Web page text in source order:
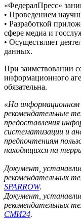
«ФедералПресс»
• Проведением
• Разработкой
сфере медиа и
• Осуществляет
данных.
При заимствовании
информационного
обязательна.
«На информационном
рекомендательные
предоставления
систематизации и
предпочтениям
находящихся на
Документ,
рекомендательных
SPARROW.
Документ,
рекомендательных
СМИ24.